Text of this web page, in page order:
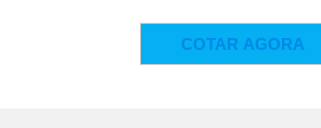
agradável. Em situações
fábricas e armazéns,
COTAR AGORA